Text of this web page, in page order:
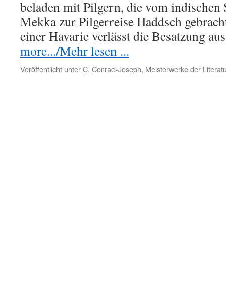
beladen mit Pilgern, die vom indischen
Mekka zur Pilgerreise Haddsch
einer Havarie verlässt die Besatzung
more.../Mehr lesen ...
Veröffentlicht unterC, Conrad-Joseph, Meisterwerke der